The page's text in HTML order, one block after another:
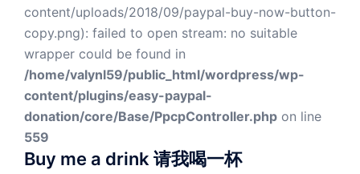
content/uploads/2018/09/paypal-buy-now-button-
copy.png): failed to open stream: no suitable
wrapper could be found in
/home/valynl59/public_html/wordpress/wp-
content/plugins/easy-paypal-
donation/core/Base/PpcpController.php on line
559
Buy me a drink 请我喝一杯